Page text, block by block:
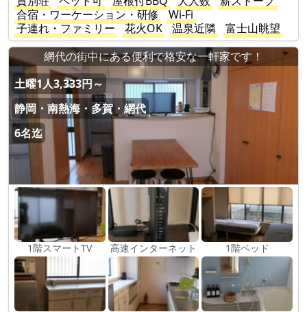
合宿・ワーケーション・研修
Wi-Fi
子連れ・ファミリー
花火OK 温泉近隣
富士山眺望
網代の街中にある便利で格安な一軒家です！
土曜1人3,333円～
静岡・南熱海・多賀・網代
6名迄
1階スマートTV 高速インターネット 1階ベッド